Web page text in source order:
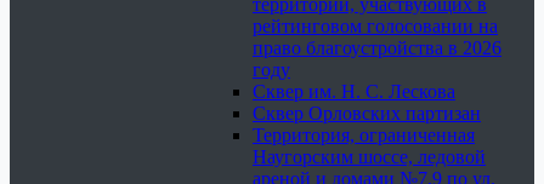
территорий, участвующих в
рейтинговом голосовании на
право благоустройства в 2026
году
Сквер им. Н. С. Лескова
Сквер Орловских партизан
Территория, ограниченная
Наугорским шоссе, ледовой
ареной и домами №7,9 по ул.